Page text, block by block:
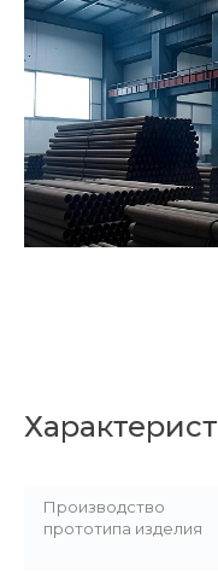
Производство
прототипа изделия